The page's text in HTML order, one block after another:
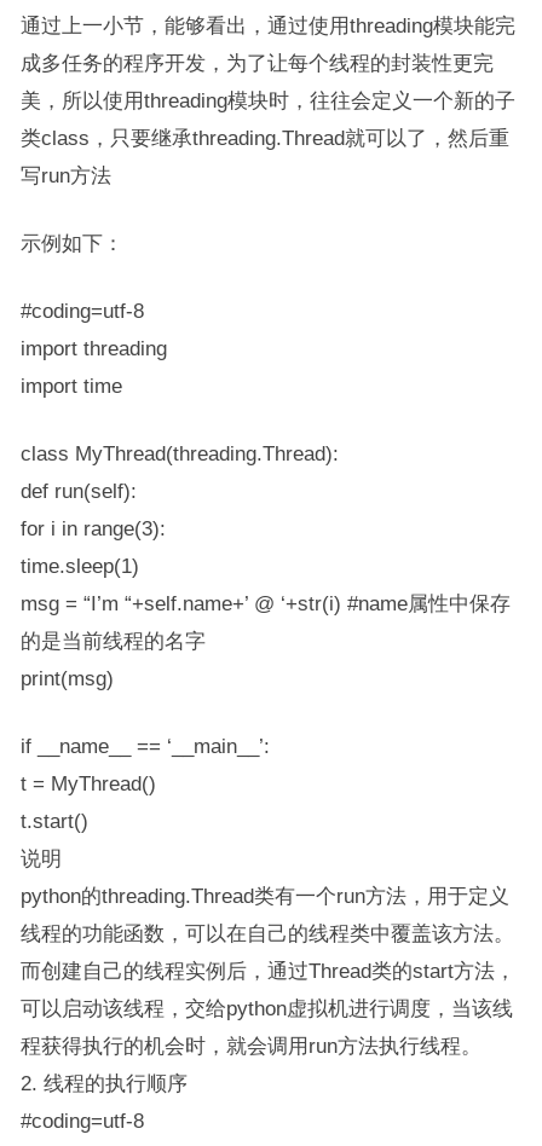
通过上一小节，能够看出，通过使用threading模块能完
成多任务的程序开发，为了让每个线程的封装性更完
美，所以使用threading模块时，往往会定义一个新的子
类class，只要继承​​threading.Thread​​就可以了，然后重
写​​run​​方法
示例如下：
#coding=utf-8
import threading
import time
class MyThread(threading.Thread):
def run(self):
for i in range(3):
time.sleep(1)
msg = “I’m “+self.name+’ @ ‘+str(i) #name属性中保存
的是当前线程的名字
print(msg)
if __name__ == ‘__main__’:
t = MyThread()
t.start()
说明
python的threading.Thread类有一个run方法，用于定义
线程的功能函数，可以在自己的线程类中覆盖该方法。
而创建自己的线程实例后，通过Thread类的start方法，
可以启动该线程，交给python虚拟机进行调度，当该线
程获得执行的机会时，就会调用run方法执行线程。
2. 线程的执行顺序
#coding=utf-8